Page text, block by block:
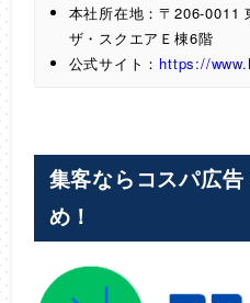
本社所在地：〒206-0011
ザ・スクエアＥ棟6階
公式サイト： https://
集客ならコスパ広
め！